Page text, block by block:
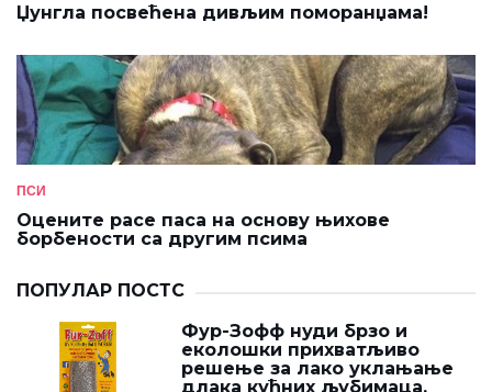
Џунгла посвећена дивљим поморанџама!
ПСИ
Оцените расе паса на основу њихове
борбености са другим псима
ПОПУЛАР ПОСТС
Фур-Зофф нуди брзо и
еколошки прихватљиво
решење за лако уклањање
длака кућних љубимаца.